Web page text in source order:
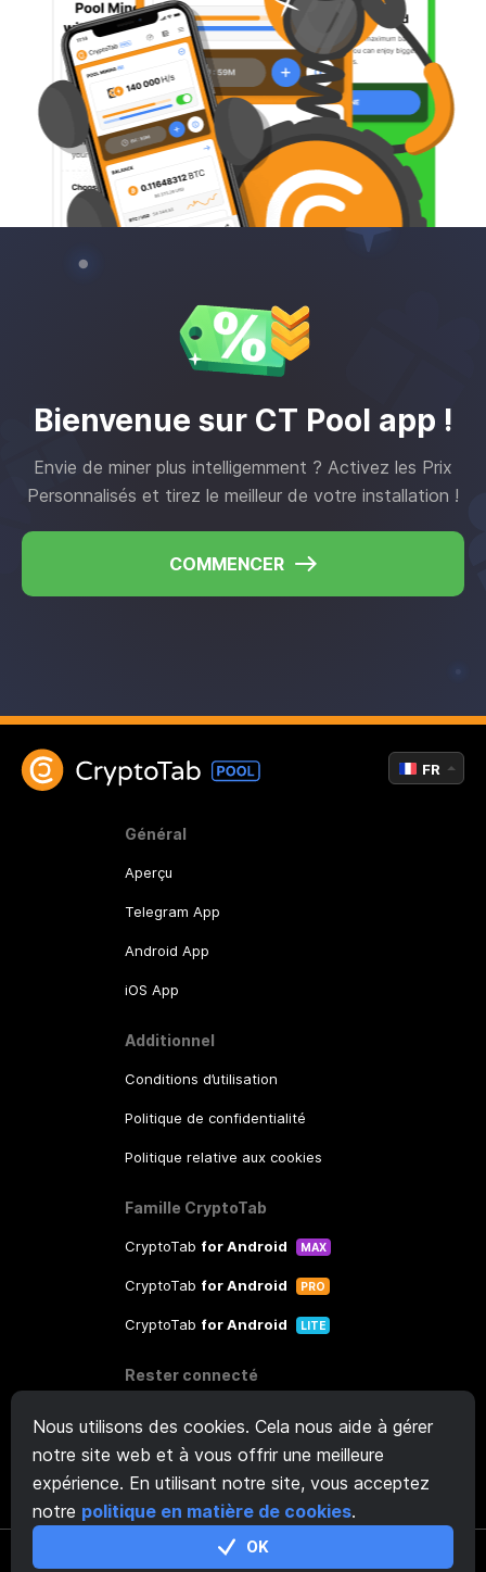
Nous utilisons des cookies. Cela nous aide à gérer
notre site web et à vous offrir une meilleure
expérience. En utilisant notre site, vous acceptez
notre politique en matière de cookies.
OK
Bienvenue sur CT Pool app !
Envie de miner plus intelligemment ? Activez les Prix
Personnalisés et tirez le meilleur de votre installation !
COMMENCER
Général
Aperçu
Telegram App
Android App
iOS App
Additionnel
Conditions d’utilisation
Politique de confidentialité
Politique relative aux cookies
Famille CryptoTab
CryptoTab for Android MAX
CryptoTab for Android PRO
CryptoTab for Android LITE
Rester connecté
Contacter le support ici
Autres demandes:info@ctpool.net
All rights reserved. CT Technologies sp. z o.o. ul.
FR